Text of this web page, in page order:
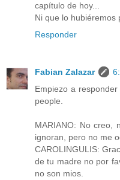
capítulo de hoy...
Ni que lo hubiéremos
Responder
Fabian Zalazar
Empiezo a
people.
MARIANO: No creo,
ignoran, pero no me
CAROLINGULIS:
de tu madre no por
no son mios.